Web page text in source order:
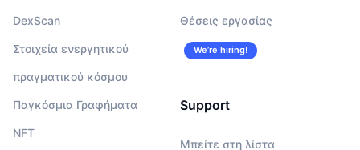
DexScan
Στοιχεία ενεργητικού
πραγματικού κόσμου
Παγκόσμια Γραφήματα
NFT
Θέσεις εργασίας
We’re hiring!
Support
Μπείτε στη λίστα